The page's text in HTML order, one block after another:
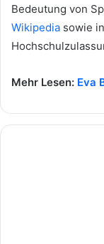
Bedeutung von
Wikipedia sowie
Mehr Lesen: Eva